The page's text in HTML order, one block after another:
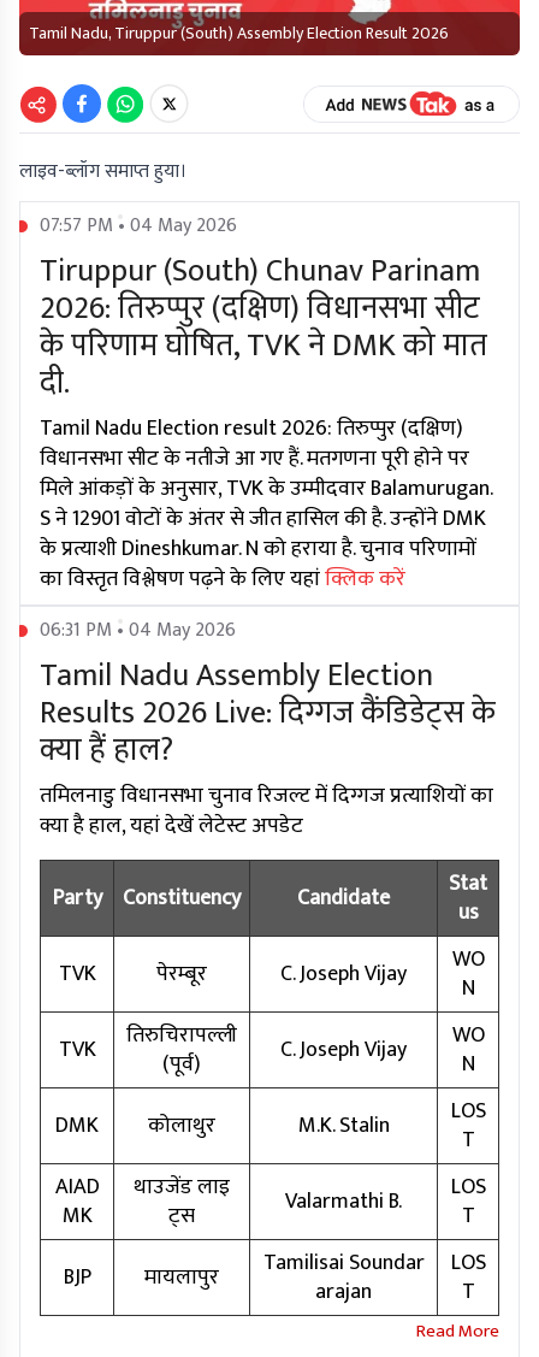
Tamil Nadu, Tiruppur (South) Assembly Election Result 2026
लाइव-ब्लॉग समाप्त हुया।
07:57 PM • 04 May 2026
Tiruppur (South) Chunav Parinam
2026: तिरुप्पुर (दक्षिण) विधानसभा सीट
के परिणाम घोषित, TVK ने DMK को मात
दी.
Tamil Nadu Election result 2026: तिरुप्पुर (दक्षिण)
विधानसभा सीट के नतीजे आ गए हैं. मतगणना पूरी होने पर
मिले आंकड़ों के अनुसार, TVK के उम्मीदवार Balamurugan.
S ने 12901 वोटों के अंतर से जीत हासिल की है. उन्होंने DMK
के प्रत्याशी Dineshkumar. N को हराया है. चुनाव परिणामों
का विस्तृत विश्लेषण पढ़ने के लिए यहांक्लिक करें
06:31 PM • 04 May 2026
Tamil Nadu Assembly Election
Results 2026 Live: दिग्गज कैंडिडेट्स के
क्या हैं हाल?
तमिलनाडु विधानसभा चुनाव रिजल्ट में दिग्गज प्रत्याशियों का
क्या है हाल, यहां देखें लेटेस्ट अपडेट
Party
Constituency Candidate
Stat
us
TVK
पेरम्बूर C. Joseph Vijay
WO
N
TVK
तिरुचिरापल्ली
(पूर्व)
C. Joseph Vijay
WO
N
DMK
कोलाथुर M.K. Stalin
LOS
T
AIAD
MK
थाउजेंड लाइ
ट्स
Valarmathi B.
LOS
T
BJP
मायलापुर
Tamilisai Soundar
arajan
LOS
T